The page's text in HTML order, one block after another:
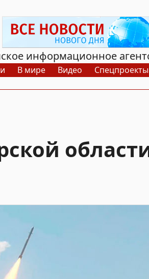
информационное
В мире Видео Спецпроекты